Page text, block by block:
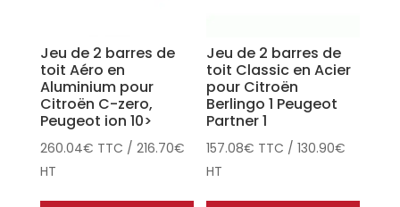
Jeu de 2 barres de
toit Aéro en
Aluminium pour
Citroën C-zero,
Peugeot ion 10>
260.04€ TTC / 216.70€
HT
Jeu de 2 barres de
toit Classic en Acier
pour Citroën
Berlingo 1 Peugeot
Partner 1
157.08€ TTC /130.90€
HT